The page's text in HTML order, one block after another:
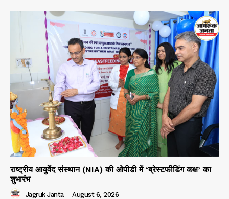
राष्ट्रीय आयुर्वेद संस्थान (NIA) की ओपीडी में ‘ब्रेस्टफीडिंग कक्ष’ का
शुभारंभ
Jagruk Janta - August 6, 2026